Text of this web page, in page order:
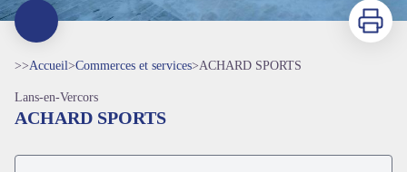
Imprimer
>>Accueil>Commerces et services>ACHARD SPORTS
Lans-en-Vercors
ACHARD SPORTS